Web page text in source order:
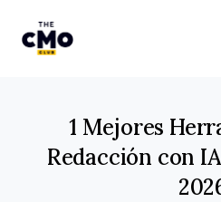
1 Mejores
Redacción con